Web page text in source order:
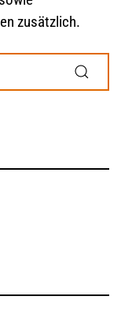
zusätzlich.